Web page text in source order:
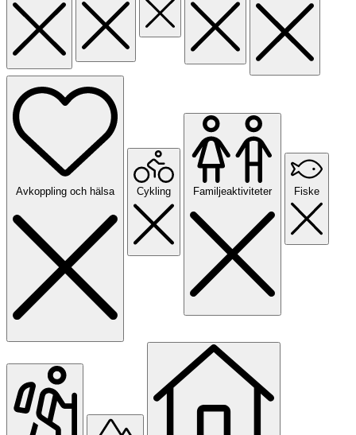
Avkoppling och hälsa Cykling Familjeaktiviteter Fiske